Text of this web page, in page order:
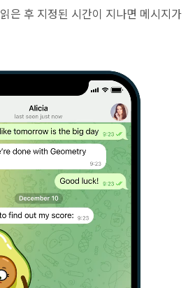
읽은 후 지정된 시간이 지나면 메시지가